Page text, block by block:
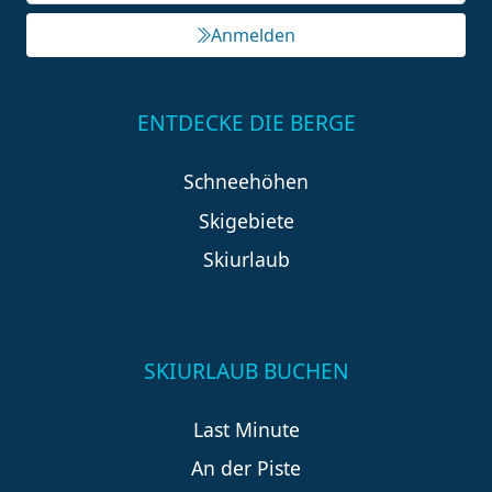
Anmelden
ENTDECKE DIE BERGE
Schneehöhen
Skigebiete
Skiurlaub
SKIURLAUB BUCHEN
Last Minute
An der Piste